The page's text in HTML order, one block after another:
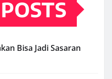
Bisa Jadi Sasaran